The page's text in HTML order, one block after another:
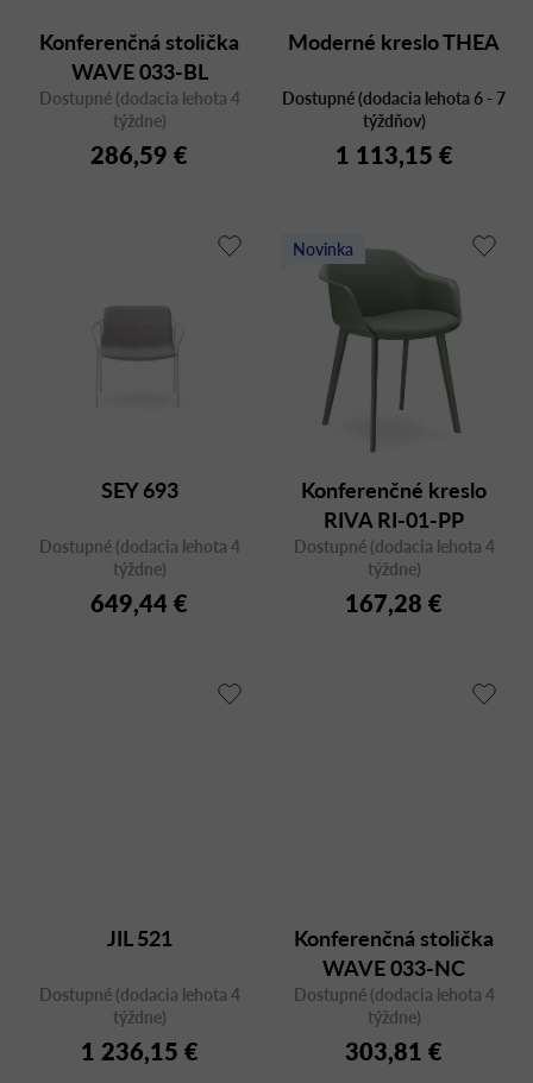
Konferenčná stolička
WAVE 033-BL
Dostupné (dodacia lehota 4
týždne)
286,59 €
Moderné kreslo THEA
Dostupné (dodacia lehota 6 - 7
týždňov)
1 113,15 €
SEY 693
Dostupné (dodacia lehota 4
týždne)
649,44 €
Novinka
Konferenčné kreslo
RIVA RI-01-PP
Dostupné (dodacia lehota 4
týždne)
167,28 €
JIL 521
Dostupné (dodacia lehota 4
týždne)
1 236,15 €
Konferenčná stolička
WAVE 033-NC
Dostupné (dodacia lehota 4
týždne)
303,81 €